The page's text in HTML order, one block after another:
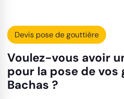
Devis pose de gouttière
Voulez-vous avoir
pour la pose de vos
Bachas ?